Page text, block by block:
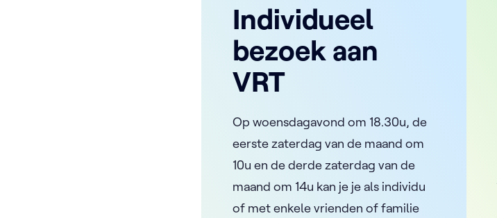
Individueel
bezoek aan
VRT
Op woensdagavond om 18.30u, de
eerste zaterdag van de maand om
10u en de derde zaterdag van de
maand om 14u kan je je als individu
of met enkele vrienden of familie